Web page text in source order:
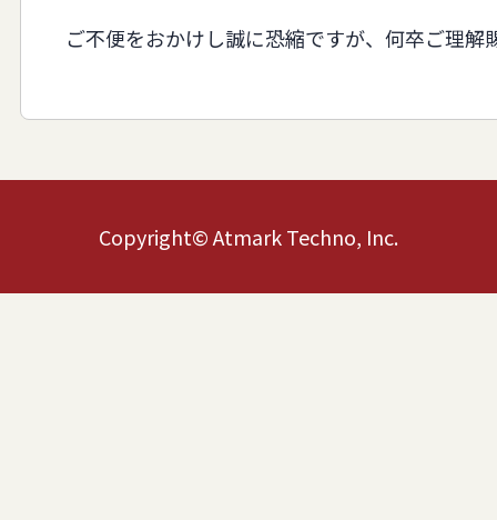
ご不便をおかけし誠に恐縮ですが、何卒ご理解
Copyright© Atmark Techno, Inc.